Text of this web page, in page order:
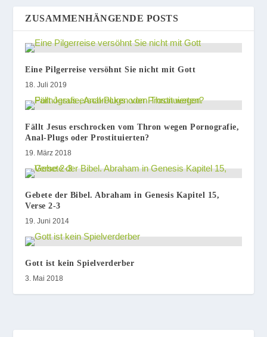
ZUSAMMENHÄNGENDE POSTS
Eine Pilgerreise versöhnt Sie nicht mit Gott
18. Juli 2019
Fällt Jesus erschrocken vom Thron wegen Pornografie,
Anal-Plugs oder Prostituierten?
19. März 2018
Gebete der Bibel. Abraham in Genesis Kapitel 15,
Verse 2-3
19. Juni 2014
Gott ist kein Spielverderber
3. Mai 2018